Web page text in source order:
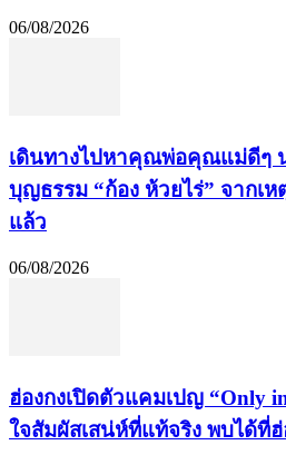
06/08/2026
เดินทางไปหาคุณพ่อคุณแม่ดีๆ
บุญธรรม “ก้อง ห้วยไร่” จากเ
แล้ว
06/08/2026
ฮ่องกงเปิดตัวแคมเปญ “Only
ใจสัมผัสเสน่ห์ที่แท้จริง พบได้ที่